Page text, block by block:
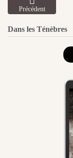
Précédent
Dans les Ténèbres